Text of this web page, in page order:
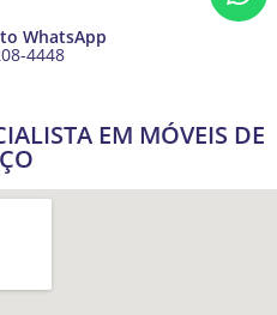
WhatsApp
4448
EM MÓVEIS DE